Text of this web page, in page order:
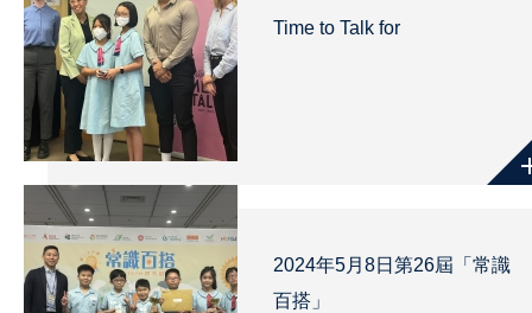
Time to Talk for
2024年5月8日第26屆「常識
百搭」